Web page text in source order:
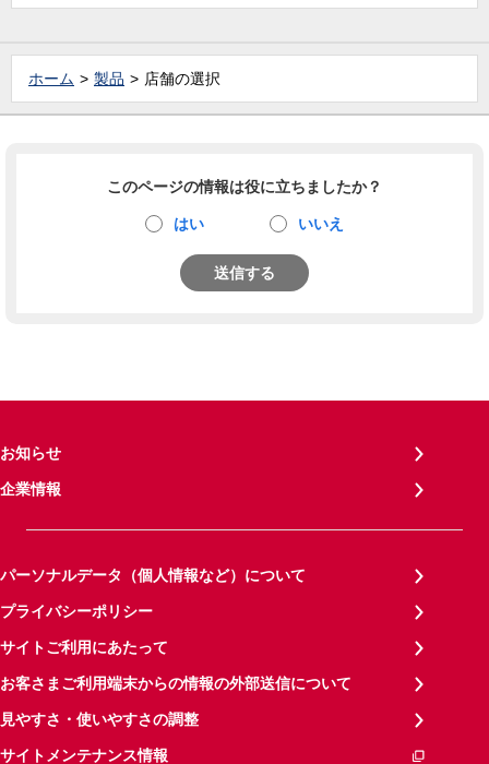
ホーム 製品 店舗の選択
このページの情報は役に立ちましたか？
はい いいえ
送信する
お知らせ
企業情報
パーソナルデータ（個人情報など）について
プライバシーポリシー
サイトご利用にあたって
お客さまご利用端末からの情報の外部送信について
見やすさ・使いやすさの調整
サイトメンテナンス情報